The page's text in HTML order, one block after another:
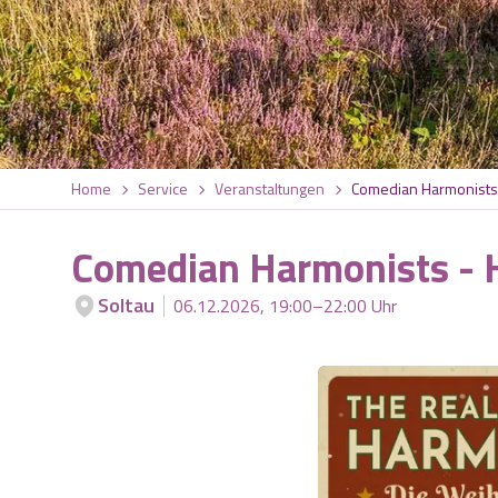
Home Service Veranstaltungen Comedian
Comedian Harmonists -
Soltau 06.12.2026, 19:00–22:00 Uhr